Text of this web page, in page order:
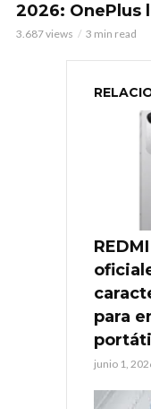
2026: OnePlus
3.687 views 3 min read
para
portátil
junio 1,